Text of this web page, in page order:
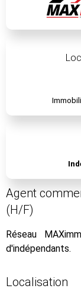
Agent
(H/F)
Réseau
d'indépendants.
Localisation